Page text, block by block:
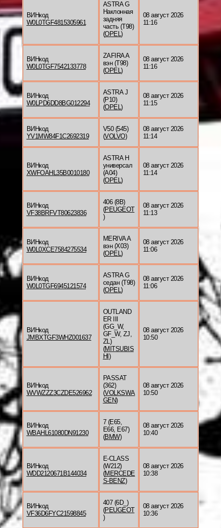
ВИНкод
W0L0TGF4815305961
ASTRA G
Наклонная
задняя
часть (T98)
(OPEL)
08 август 2026
11:16
ВИНкод
W0L0TGF7542133778
ZAFIRA A
вэн (T98)
(OPEL)
08 август 2026
11:16
ВИНкод
W0LPD6DD8BG012294
ASTRA J
(P10)
(OPEL)
08 август 2026
11:15
ВИНкод
YV1MW84F1C2692319
V50 (545)
(VOLVO)
08 август 2026
11:14
ВИНкод
XWFOAHL35B0010180
ASTRA H
универсал
(A04)
(OPEL)
08 август 2026
11:14
ВИНкод
VF38BRFVT80623836
406 (8B)
(PEUGEOT
)
08 август 2026
11:13
ВИНкод
W0L0XCE7584275534
MERIVA A
вэн (X03)
(OPEL)
08 август 2026
11:06
ВИНкод
W0L0TGF6945121574
ASTRA G
седан (T98)
(OPEL)
08 август 2026
11:06
ВИНкод
JMBXTGF3WHZ001637
OUTLAND
ER III
(GG_W,
GF_W, ZJ,
ZL)
(MITSUBIS
HI )
08 август 2026
10:50
ВИНкод
WVWZZZ3CZDE526962
PASSAT
(362)
(VOLKSWA
GEN)
08 август 2026
10:50
ВИНкод
WBAHL61080DN91230
7 (E65,
E66, E67)
(BMW)
08 август 2026
10:40
ВИНкод
WDD2120671B144034
E-CLASS
(W212)
(MERCEDE
S-BENZ)
08 август 2026
10:38
ВИНкод
VF36D6FYC21598845
407 (6D_)
(PEUGEOT
)
08 август 2026
10:36